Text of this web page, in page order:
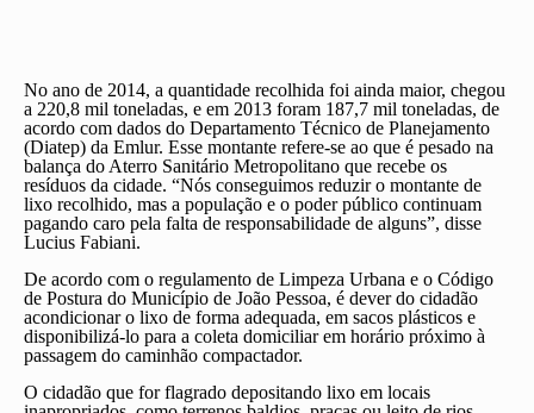
No ano de 2014, a quantidade recolhida foi ainda maior, chegou
a 220,8 mil toneladas, e em 2013 foram 187,7 mil toneladas, de
acordo com dados do Departamento Técnico de Planejamento
(Diatep) da Emlur. Esse montante refere-se ao que é pesado na
balança do Aterro Sanitário Metropolitano que recebe os
resíduos da cidade. “Nós conseguimos reduzir o montante de
lixo recolhido, mas a população e o poder público continuam
pagando caro pela falta de responsabilidade de alguns”, disse
Lucius Fabiani.
De acordo com o regulamento de Limpeza Urbana e o Código
de Postura do Município de João Pessoa, é dever do cidadão
acondicionar o lixo de forma adequada, em sacos plásticos e
disponibilizá-lo para a coleta domiciliar em horário próximo à
passagem do caminhão compactador.
O cidadão que for flagrado depositando lixo em locais